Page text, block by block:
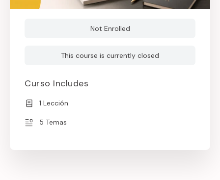
Not Enrolled
This course is currently closed
Curso Includes
1 Lección
5 Temas